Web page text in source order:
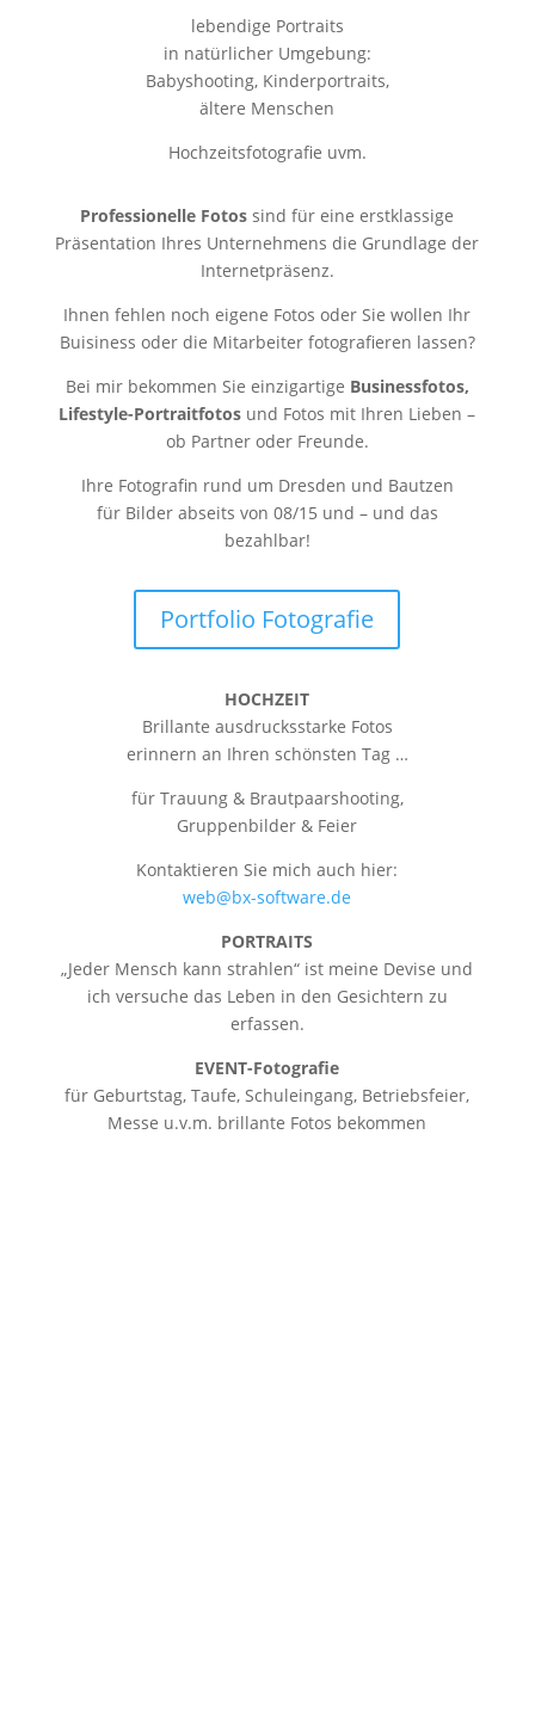
lebendige Portraits
in natürlicher Umgebung:
Babyshooting, Kinderportraits,
ältere Menschen
Hochzeitsfotografie uvm.
Professionelle Fotos sind für eine erstklassige
Präsentation Ihres Unternehmens die Grundlage der
Internetpräsenz.
Ihnen fehlen noch eigene Fotos oder Sie wollen Ihr
Buisiness oder die Mitarbeiter fotografieren lassen?
Bei mir bekommen Sie einzigartige Businessfotos,
Lifestyle-Portraitfotos und Fotos mit Ihren Lieben –
ob Partner oder Freunde.
Ihre Fotografin rund um Dresden und Bautzen
für Bilder abseits von 08/15 und – und das
bezahlbar!
Portfolio Fotografie
HOCHZEIT
Brillante ausdrucksstarke Fotos
erinnern an Ihren schönsten Tag …
für Trauung & Brautpaarshooting,
Gruppenbilder & Feier
Kontaktieren Sie mich auch hier:
web@bx-software.de
PORTRAITS
„Jeder Mensch kann strahlen“ ist meine Devise und
ich versuche das Leben in den Gesichtern zu
erfassen.
EVENT-Fotografie
für Geburtstag, Taufe, Schuleingang, Betriebsfeier,
Messe u.v.m. brillante Fotos bekommen